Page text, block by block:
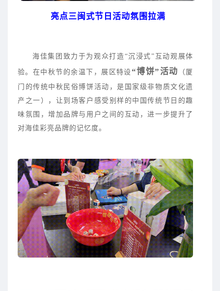
亮点三闽式节日活动氛围拉满
海佳集团致力于为观众打造“沉浸式”互动观展体
验。在中秋节的余温下，展区特设 “博饼”活动
（厦
门的传统中秋民俗博饼活动，是国家级非物质文化遗
产之一），让到场客户感受别样的中国传统节日的趣
味氛围，增加品牌与用户之间的互动，进一步提升了
对海佳彩亮品牌的记忆度。